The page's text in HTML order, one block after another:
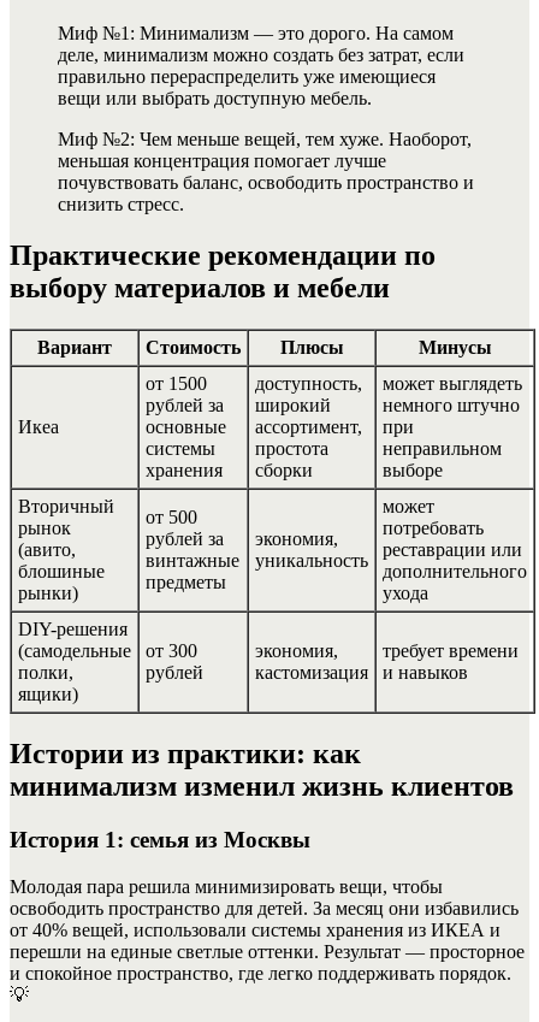
Миф №1: Минимализм — это дорого. На самом
деле, минимализм можно создать без затрат, если
правильно перераспределить уже имеющиеся
вещи или выбрать доступную мебель.
Миф №2: Чем меньше вещей, тем хуже. Наоборот,
меньшая концентрация помогает лучше
почувствовать баланс, освободить пространство и
снизить стресс.
Практические рекомендации по
выбору материалов и мебели
Вариант Стоимость Плюсы Минусы
Икеа
от 1500
рублей за
основные
системы
хранения
доступность,
широкий
ассортимент,
простота
сборки
может выглядеть
немного штучно
при
неправильном
выборе
Вторичный
рынок
(авито,
блошиные
рынки)
от 500
рублей за
винтажные
предметы
экономия,
уникальность
может
потребовать
реставрации или
дополнительного
ухода
DIY-решения
(самодельные
полки,
ящики)
от 300
рублей
экономия,
кастомизация
требует времени
и навыков
Истории из практики: как
минимализм изменил жизнь клиентов
История 1: семья из Москвы
Молодая пара решила минимизировать вещи, чтобы
освободить пространство для детей. За месяц они избавились
от 40% вещей, использовали системы хранения из ИКЕА и
перешли на единые светлые оттенки. Результат — просторное
и спокойное пространство, где легко поддерживать порядок.
💡